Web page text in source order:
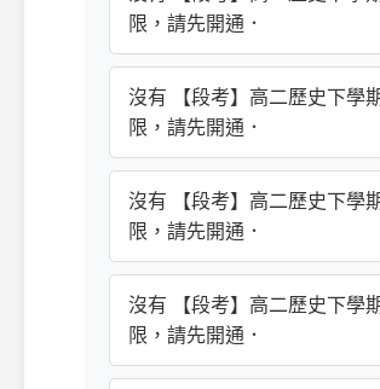
限，請先開通．
沒有 【段考】高二歷史下學
限，請先開通．
沒有 【段考】高二歷史下學
限，請先開通．
沒有 【段考】高二歷史下學
限，請先開通．